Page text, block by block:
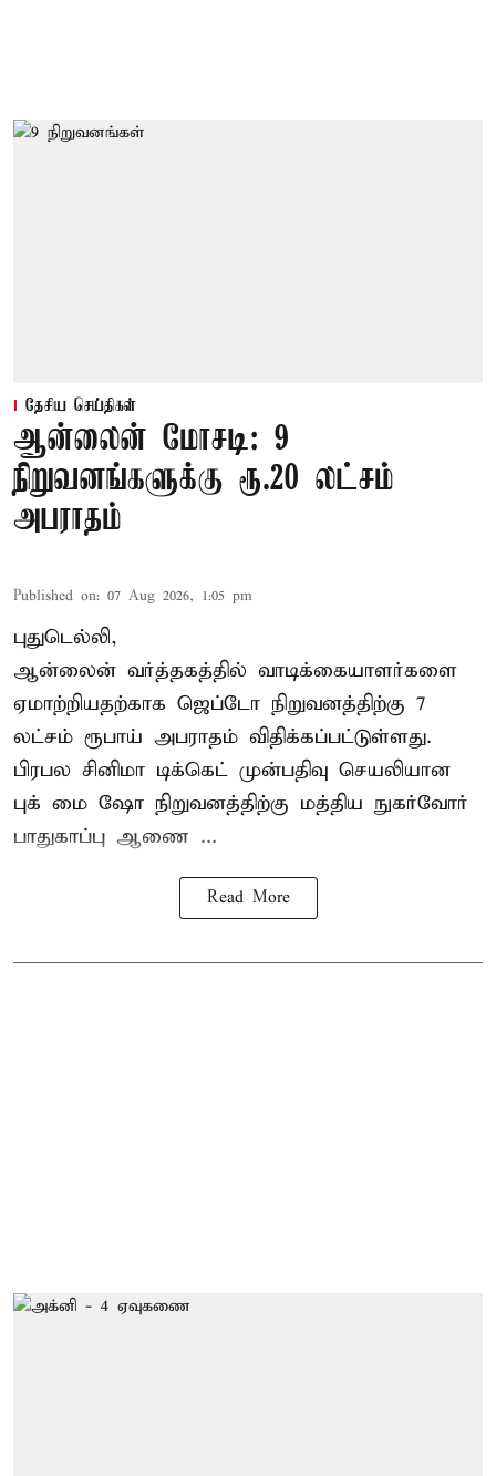
தேசிய செய்திகள்
ஆன்லைன் மோசடி: 9
நிறுவனங்களுக்கு ரூ.20 லட்சம்
அபராதம்
Published on: 07 Aug 2026, 1:05 pm
புதுடெல்லி,
ஆன்லைன் வர்த்தகத்தில் வாடிக்கையாளர்களை
ஏமாற்றியதற்காக ஜெப்டோ நிறுவனத்திற்கு 7
லட்சம் ரூபாய் அபராதம் விதிக்கப்பட்டுள்ளது.
பிரபல சினிமா டிக்கெட் முன்பதிவு செயலியான
புக் மை ஷோ நிறுவனத்திற்கு மத்திய நுகர்வோர்
பாதுகாப்பு ஆணை ...
Read More